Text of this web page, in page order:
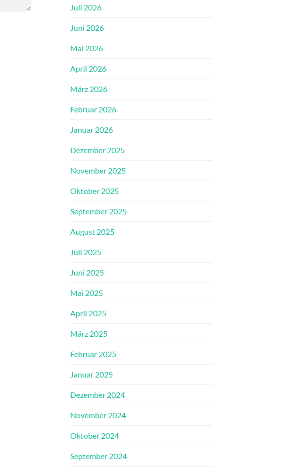
Juli 2026
Juni 2026
Mai 2026
April 2026
März 2026
Februar 2026
Januar 2026
Dezember 2025
November 2025
Oktober 2025
September 2025
August 2025
Juli 2025
Juni 2025
Mai 2025
April 2025
März 2025
Februar 2025
Januar 2025
Dezember 2024
November 2024
Oktober 2024
September 2024